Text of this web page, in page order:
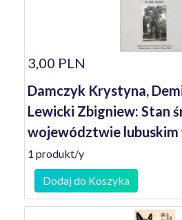
3,00 PLN
Damczyk Krystyna,
Lewicki Zbigniew: Stan
województwie lubuskim
1 produkt/y
Dodaj do Koszyka